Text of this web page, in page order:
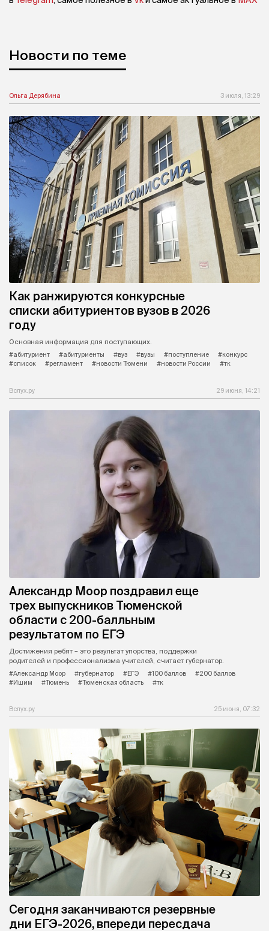
Новости по теме
Ольга Дерябина 3 июля, 13:29
Как ранжируются конкурсные
списки абитуриентов вузов в 2026
году
Основная информация для поступающих.
#абитуриент
#абитуриенты #вуз #вузы #поступление
#конкурс
#список
#регламент #новости Тюмени #новости России #тк
Вслух.ру 29 июня, 14:21
Александр Моор поздравил еще
трех выпускников Тюменской
области с 200-балльным
результатом по ЕГЭ
Достижения ребят – это результат упорства, поддержки
родителей и профессионализма учителей, считает губернатор.
#Александр Моор
#губернатор #ЕГЭ #100 баллов
#200 баллов
#Ишим
#Тюмень #Тюменская область #тк
Вслух.ру 25 июня, 07:32
Сегодня заканчиваются резервные
дни ЕГЭ-2026, впереди пересдача